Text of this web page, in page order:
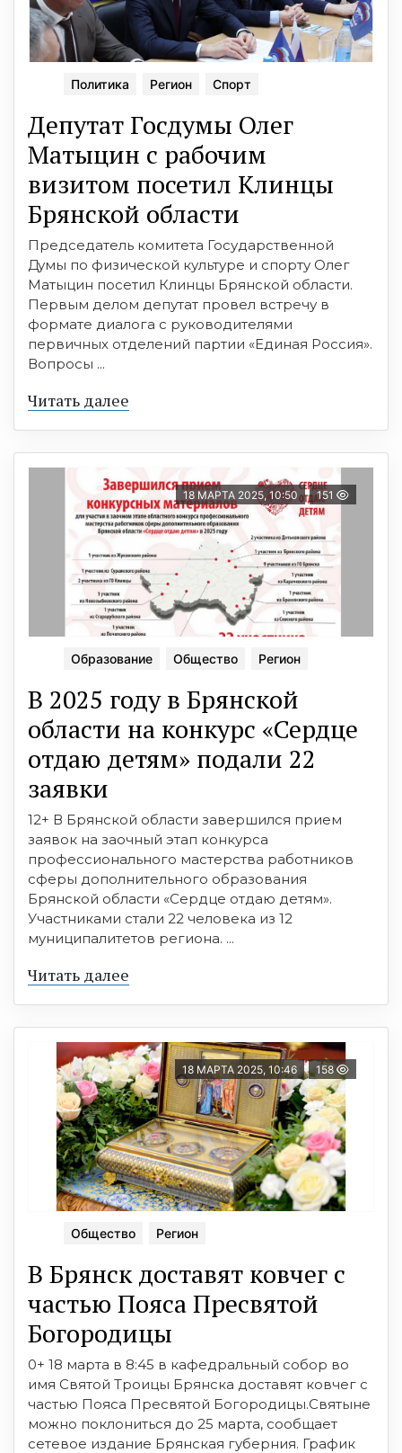
Политика Регион Спорт
Депутат Госдумы Олег
Матыцин с рабочим
визитом посетил Клинцы
Брянской области
Председатель комитета Государственной
Думы по физической культуре и спорту Олег
Матыцин посетил Клинцы Брянской области.
Первым делом депутат провел встречу в
формате диалога с руководителями
первичных отделений партии «Единая Россия».
Вопросы ...
Читать далее
18 МАРТА 2025, 10:50 151
Образование Общество Регион
В 2025 году в Брянской
области на конкурс «Сердце
отдаю детям» подали 22
заявки
12+ В Брянской области завершился прием
заявок на заочный этап конкурса
профессионального мастерства работников
сферы дополнительного образования
Брянской области «Сердце отдаю детям».
Участниками стали 22 человека из 12
муниципалитетов региона. ...
Читать далее
18 МАРТА 2025, 10:46 158
Общество Регион
В Брянск доставят ковчег с
частью Пояса Пресвятой
Богородицы
0+ 18 марта в 8:45 в кафедральный собор во
имя Святой Троицы Брянска доставят ковчег с
частью Пояса Пресвятой Богородицы.Святыне
можно поклониться до 25 марта, сообщает
сетевое издание Брянская губерния. График